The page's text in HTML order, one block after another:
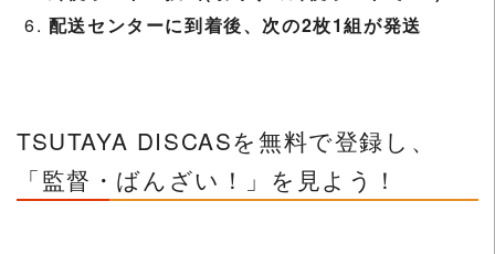
配送センターに到着後、次の2枚1組が発送
TSUTAYA DISCASを無料で登録し、
「監督・ばんざい！」を見よう！